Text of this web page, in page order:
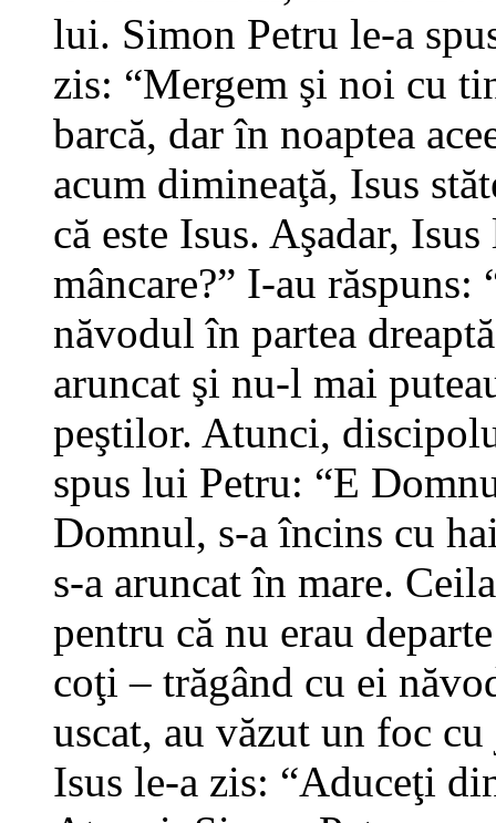
lui. Simon Petru le-a
zis: “Mergem şi noi cu
barcă, dar în noaptea
acum dimineaţă, Isus
că este Isus. Aşadar,
mâncare?” I-au
năvodul în partea
aruncat şi nu-l mai
peştilor. Atunci,
spus lui Petru: “E
Domnul, s-a încins cu
s-a aruncat în mare.
pentru că nu erau
coţi – trăgând cu ei
uscat, au văzut un foc
Isus le-a zis: “Aduceţi